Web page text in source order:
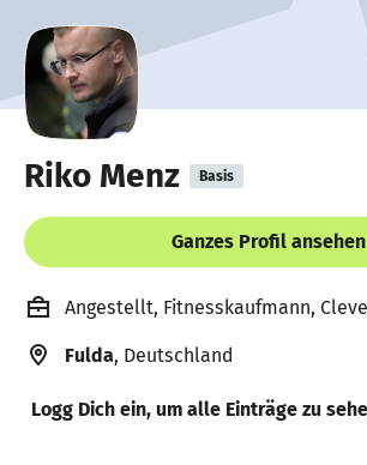
Riko Menz Basis
Ganzes Profil ansehen
Angestellt, Fitnesskaufmann,
Fulda, Deutschland
Logg Dich ein, um alle Einträge zu